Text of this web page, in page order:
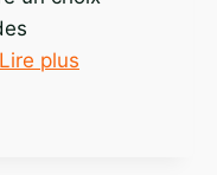
Lire plus